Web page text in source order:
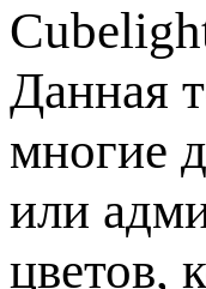
Данная
многие
или
цветов,